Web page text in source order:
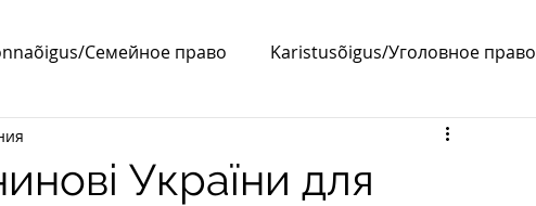
Семейное право Karistusõigus/Уголовное право
України для